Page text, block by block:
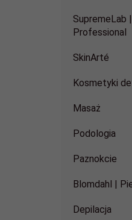
SupremeLab
Professional
SkinArté
Kosmetyki
Masaż
Podologia
Paznokcie
Blomdahl |
Depilacja